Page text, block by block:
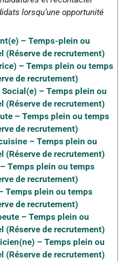
lorsqu’une opportunité
– Temps-plein ou
(Réserve de recrutement)
– Temps plein ou temps
de recrutement)
– Temps plein ou
(Réserve de recrutement)
– Temps plein ou temps
de recrutement)
– Temps plein ou
(Réserve de recrutement)
Temps plein ou temps
de recrutement)
Temps plein ou temps
de recrutement)
– Temps plein ou
(Réserve de recrutement)
– Temps plein ou
(Réserve de recrutement)